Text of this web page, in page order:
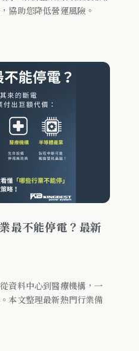
協助您降低營運風險。
最不能停電？最新
資料中心到醫療機構，一
本文整理最新熱門行業備